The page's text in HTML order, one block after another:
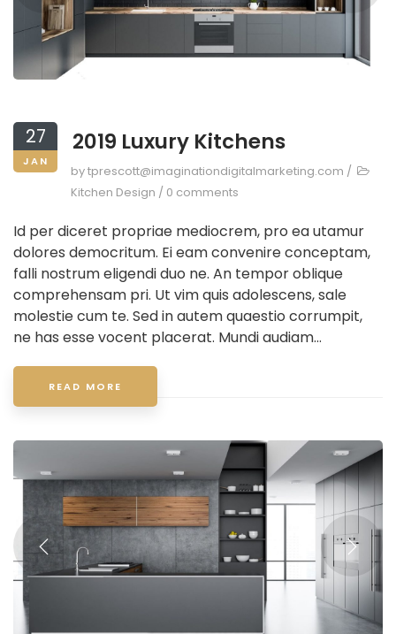
27
JAN
2019 Luxury Kitchens
bytprescott@imaginationdigitalmarketing.com /
Kitchen Design / 0 comments
Id per diceret propriae mediocrem, pro ea utamur
dolores democritum. Ei eam convenire conceptam,
falli nostrum eligendi duo ne. An tempor oblique
comprehensam pri. Ut vim quis adolescens, sale
molestie cum te. Sed in autem quaestio corrumpit,
ne has esse vocent placerat. Mundi audiam...
READ MORE